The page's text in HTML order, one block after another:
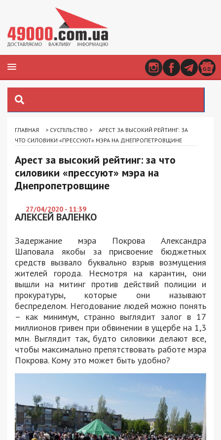
ГЛАВНАЯ > СУСПІЛЬСТВО >
АРЕСТ ЗА ВЫСОКИЙ РЕЙТИНГ: ЗА
ЧТО СИЛОВИКИ «ПРЕССУЮТ» МЭРА НА ДНЕПРОПЕТРОВЩИНЕ
Арест за высокий рейтинг: за что
силовики «прессуют» мэра на
Днепропетровщине
27/04/2020 - 11:39
АЛЕКСЕЙ ВАЛЕНКО
Задержание мэра Покрова Александра
Шаповала якобы за присвоение бюджетных
средств вызвало буквально взрыв возмущения
жителей города. Несмотря на карантин, они
вышли на митинг против действий полиции и
прокуратуры, которые они называют
беспределом. Негодование людей можно понять
– как минимум, странно выглядит залог в 17
миллионов гривен при обвинении в ущербе на 1,3
млн. Выглядит так, будто силовики делают все,
чтобы максимально препятствовать работе мэра
Покрова. Кому это может быть удобно?